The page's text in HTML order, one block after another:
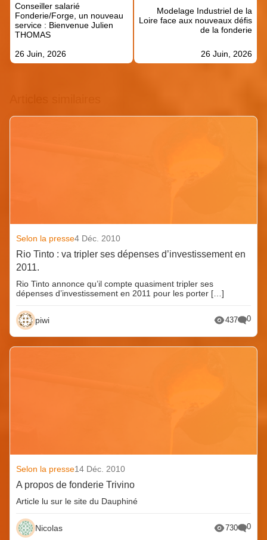
l’article
Conseiller salarié
Fonderie/Forge, un nouveau
service : Bienvenue Julien
THOMAS
26 Juin, 2026
Modelage Industriel de la
Loire face aux nouveaux défis
de la fonderie
26 Juin, 2026
Selon la presse4 Déc. 2010
Rio Tinto : va tripler ses dépenses d’investissement en
2011.
Rio Tinto annonce qu’il compte quasiment tripler ses
dépenses d’investissement en 2011 pour les porter […]
piwi 437 0
Selon la presse14 Déc. 2010
A propos de fonderie Trivino
Article lu sur le site du Dauphiné
Nicolas 730 0